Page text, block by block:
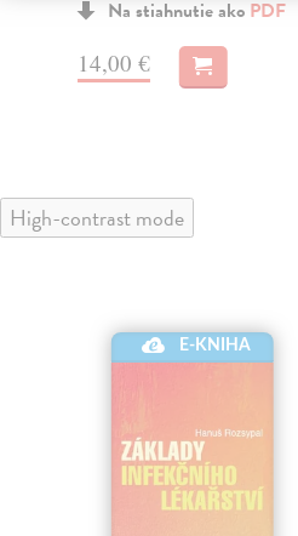
Na stiahnutie ako PDF
14,00 €
High-contrast mode
E-KNIHA